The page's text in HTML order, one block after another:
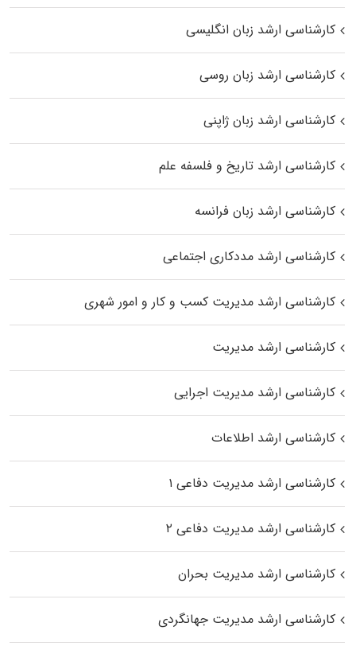
کارشناسی ارشد زبان انگلیسی
کارشناسی ارشد زبان روسی
کارشناسی ارشد زبان ژاپنی
کارشناسی ارشد تاریخ و فلسفه علم
کارشناسی ارشد زبان فرانسه
کارشناسی ارشد مددکاری اجتماعی
کارشناسی ارشد مدیریت کسب و کار و امور شهری
کارشناسی ارشد مدیریت
کارشناسی ارشد مدیریت اجرایی
کارشناسی ارشد اطلاعات
کارشناسی ارشد مدیریت دفاعی ۱
کارشناسی ارشد مدیریت دفاعی ۲
کارشناسی ارشد مدیریت بحران
کارشناسی ارشد مدیریت جهانگردی